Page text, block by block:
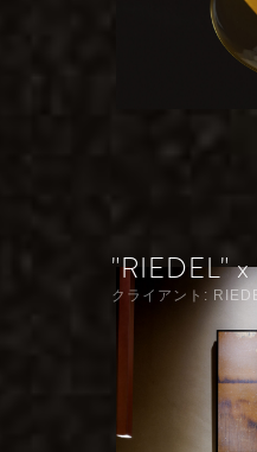
"RIEDEL"
クライアント: